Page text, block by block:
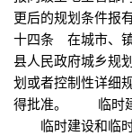
更后的规划条件
十四条 在城市、镇
县人民政府城乡规
划或者控制性详细
得批准。 临时建
临时建设和临时